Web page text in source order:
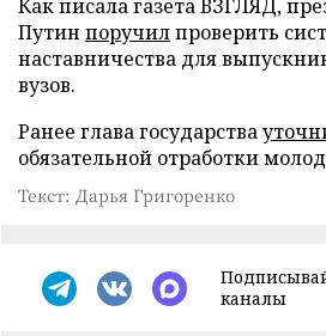
Как писала газета ВЗГЛЯД,
Путин поручилпроверить
наставничества для
вузов.
Ранее глава государства
обязательной отработки
Текст: Дарья Григоренко
каналы